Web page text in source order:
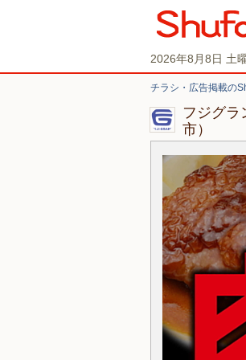
2026年8月8日 土
チラシ・広告掲載の
フジグラ
市）